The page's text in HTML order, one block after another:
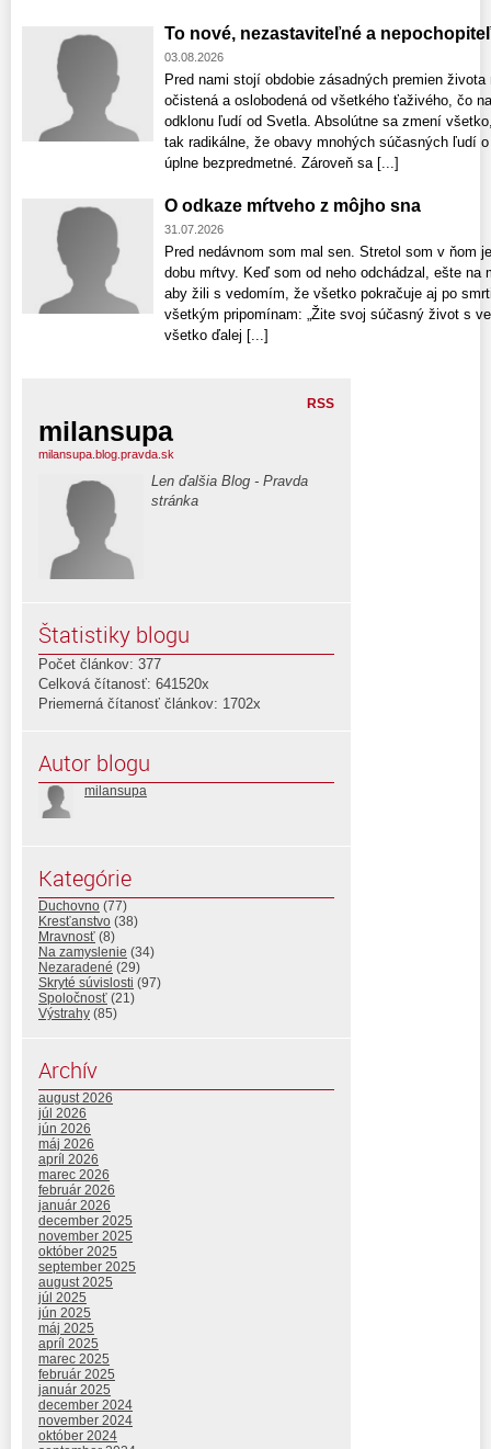
To nové, nezastaviteľné a
03.08.2026
Pred nami stojí obdobie zásadných premien
očistená a oslobodená od všetkého ťaživého, čo
odklonu ľudí od Svetla. Absolútne sa zmení
tak radikálne, že obavy mnohých súčasných ľudí
úplne bezpredmetné. Zároveň sa [...]
O odkaze mŕtveho z môjho sna
31.07.2026
Pred nedávnom som mal sen. Stretol som v ňom
dobu mŕtvy. Keď som od neho odchádzal, ešte na
aby žili s vedomím, že všetko pokračuje aj po
všetkým pripomínam: „Žite svoj súčasný život s
všetko ďalej [...]
RSS
milansupa
milansupa.blog.pravda.sk
Len ďalšia Blog - Pravda
stránka
Štatistiky blogu
Počet článkov: 377
Celková čítanosť: 641520x
Priemerná čítanosť článkov: 1702x
Autor blogu
milansupa
Kategórie
Duchovno (77)
Kresťanstvo (38)
Mravnosť (8)
Na zamyslenie (34)
Nezaradené (29)
Skryté súvislosti (97)
Spoločnosť (21)
Výstrahy (85)
Archív
august 2026
júl 2026
jún 2026
máj 2026
apríl 2026
marec 2026
február 2026
január 2026
december 2025
november 2025
október 2025
september 2025
august 2025
júl 2025
jún 2025
máj 2025
apríl 2025
marec 2025
február 2025
január 2025
december 2024
november 2024
október 2024